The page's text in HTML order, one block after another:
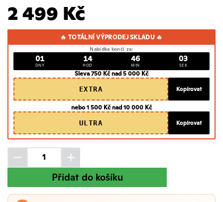
2 499 Kč
🔥 TOTÁLNÍ VÝPRODEJ SKLADU 🔥
Nabídka končí za:
01
DNY
14
HOD
46
MIN
03
SEK
Sleva 750 Kč nad 5 000 Kč
EXTRA
Kopírovat
nebo 1 500 Kč nad 10 000 Kč
ULTRA
Kopírovat
Přidat do košíku